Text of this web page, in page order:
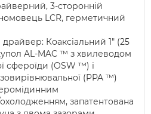
3-сторонній
LCR, герметичний
Коаксіальний 1" (25
AL-MAC ™ з хвилеводом
сфероїди (OSW ™) і
(PPA ™)
запатентована